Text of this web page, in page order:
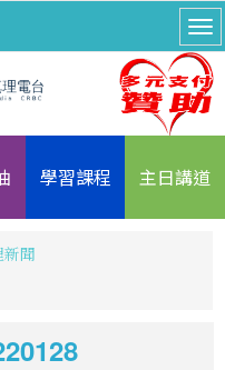
學習課程 主日講道
聞